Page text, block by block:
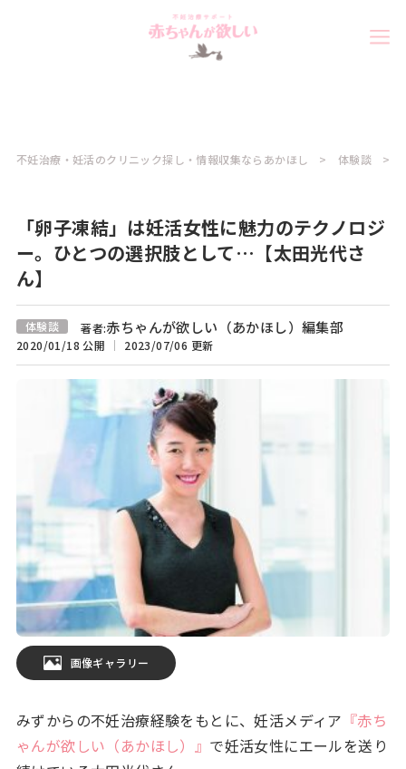
不妊治療・妊活のクリニック探し・情報収集ならあかほし 体験談
「卵子凍結」は妊活女性に魅力のテクノロジ
ー。ひとつの選択肢として…【太田光代さ
ん】
体験談 著者:赤ちゃんが欲しい（あかほし）編集部
2020/01/18 公開 2023/07/06 更新
画像ギャラリー
みずからの不妊治療経験をもとに、妊活メディア 『赤ち
ゃんが欲しい（あかほし）』 で妊活女性にエールを送り